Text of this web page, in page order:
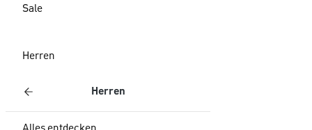
Sale
Herren
Herren